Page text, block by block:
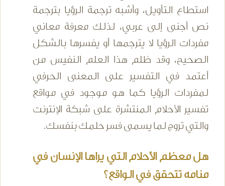
استطاع التأويل، وأشبه ترجمة الرؤيا بترجمة
نص أجنى إلى عربي، لذلك معرفة معاني
مفردات الرؤيا لا يترجمها أو يفسرها بالشكل
الصحيح، وقد ظلم هذا العلم النفيس من
أعتمد في التفسير على المعنى الحرفي
لمفردات الرؤيا كما هو موجود في مواقع
تفسير الأحلام المنتشرة على شبكة الإنترنت
والتي تروج لما يسمى فسر حلمك بنفسك.
هل معظم الأحلام التي يراها الإنسان في
منامه تتحقق في الواقع؟